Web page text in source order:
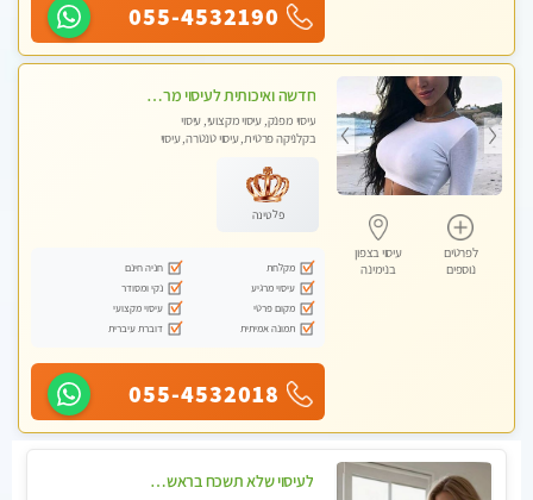
055-4532190
לפרטים
נוספים
עיסוי בצפון
בנימינה
חדשה ואיכותית לעיסוי מרגיע ומפנק VIP-מומלץ לחלוטין! פרטי! ​​​​​​ Highly recommended
עיסוי מפנק, עיסוי מקצועי, עיסוי
בקלניקה פרטית, עיסוי טנטרה, עיסוי
פלטינה
מקלחת
חניה חינם
עיסוי מרגיע
נקי ומסודר
מקום פרטי
עיסוי מקצועי
תמונה אמיתית
דוברת עיברית
055-4532018
לעיסוי שלא תשכח בראשון לציון